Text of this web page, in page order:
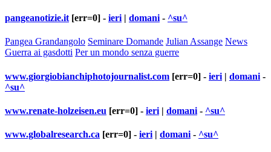
pangeanotizie.it [err=0] - ieri | domani - ^su^
Pangea Grandangolo Seminare Domande Julian Assange News
Guerra ai gasdotti Per un mondo senza guerre
www.giorgiobianchiphotojournalist.com [err=0] - ieri | domani -
^su^
www.renate-holzeisen.eu [err=0] - ieri | domani - ^su^
www.globalresearch.ca [err=0] - ieri | domani - ^su^